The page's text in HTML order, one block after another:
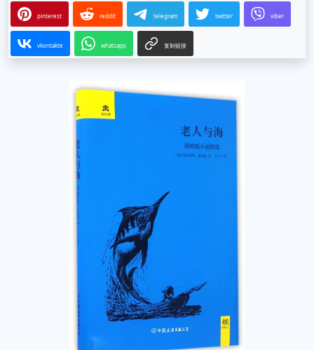
pinterest reddit telegram twitter viber
vkontakte whatsapp 复制链接